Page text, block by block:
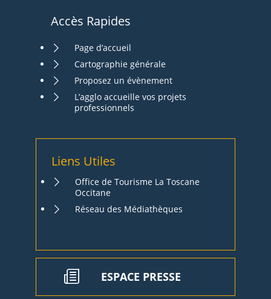
Accès Rapides
Page d’accueil
Cartographie générale
Proposez un évènement
L’agglo accueille vos projets
professionnels
Liens Utiles
Office de Tourisme La Toscane
Occitane
Réseau des Médiathèques
ESPACE PRESSE